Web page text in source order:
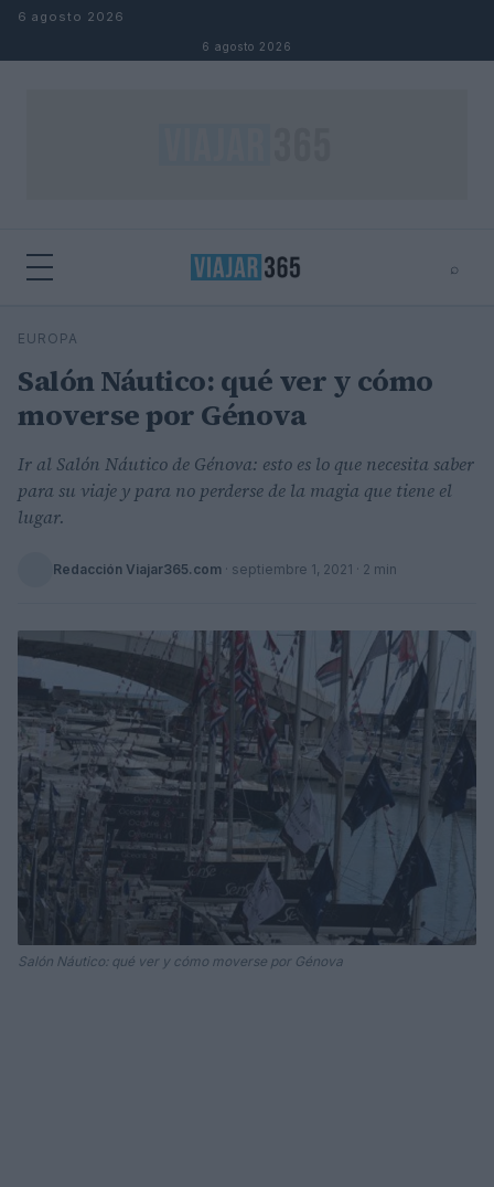
Saltar al contenido
6 agosto 2026
6 agosto 2026
⌕
Buscar
EUROPA
Salón Náutico: qué ver y cómo
moverse por Génova
Ir al Salón Náutico de Génova: esto es lo que necesita saber
para su viaje y para no perderse de la magia que tiene el
lugar.
Redacción Viajar365.com · septiembre 1, 2021 · 2 min
Salón Náutico: qué ver y cómo moverse por Génova